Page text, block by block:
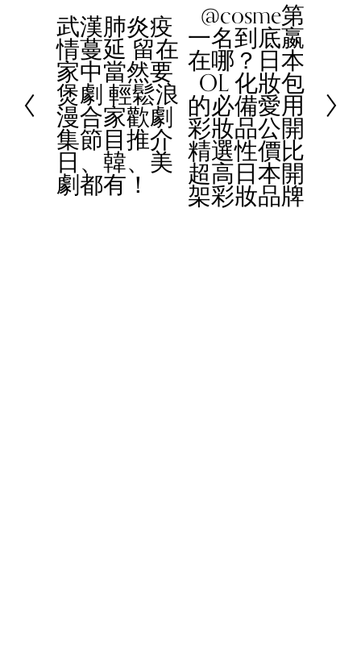
P
r
e
v
i
o
u
s
武漢肺炎疫
情蔓延 留在
家中當然要
煲劇 輕鬆浪
漫合家歡劇
集節目推介
日、韓、美
劇都有！
@cosme第
一名到底嬴
在哪？日本
OL 化妝包
的必備愛用
彩妝品公開
精選性價比
超高日本開
架彩妝品牌